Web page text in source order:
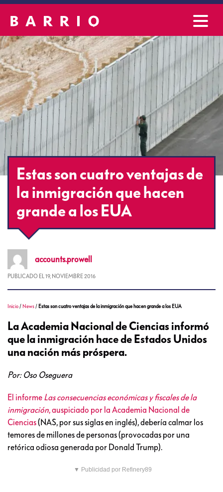
Estas son cuatro ventajas de
la inmigración que hacen
grande a los EUA
accounts.prowell
PUBLICADO EL 19, NOVIEMBRE 2016
Inicio / News / Estas son cuatro ventajas de la inmigración que hacen grande a los EUA
La Academia Nacional de Ciencias informó
que la inmigración hace de Estados Unidos
una nación más próspera.
Por: Oso Oseguera
El informe Las consecuencias económicas y fiscales de la
inmigración, auspiciado por la Academia Nacional de
Ciencias(NAS, por sus siglas en inglés), debería calmar los
temores de millones de personas (provocadas por una
retórica odiosa generada por Donald Trump).
▼ Publicidad por Refinery89